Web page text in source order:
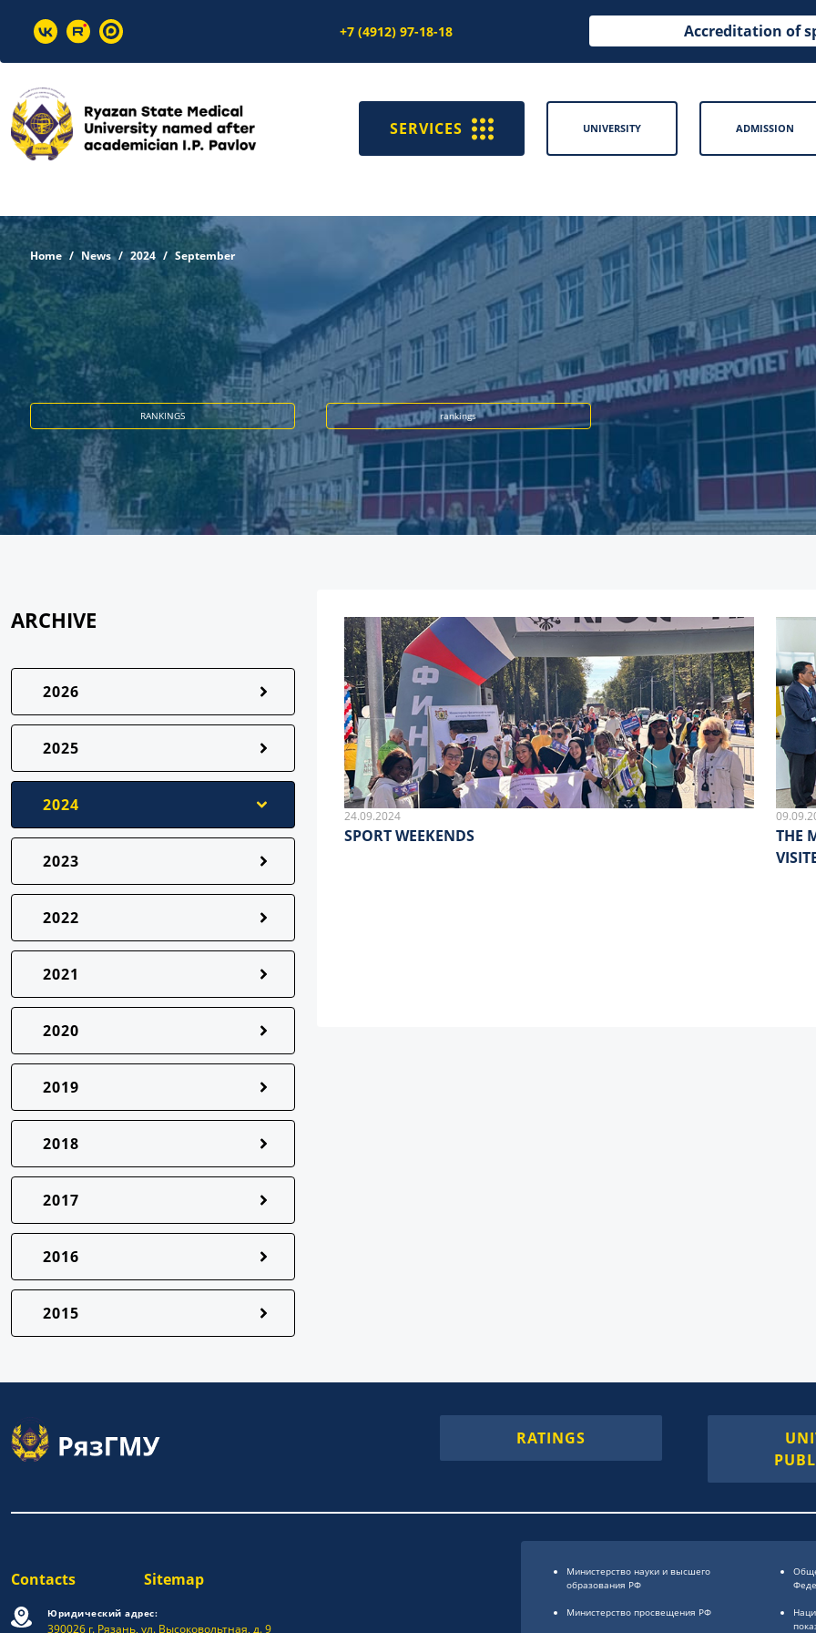
+7 (4912) 97-18-18 Accreditation of
SERVICES UNIVERSITY ADMISSION
Home News 2024 September
RANKINGS rankings
ARCHIVE
2026
2025
2024
2023
2022
2021
2020
2019
2018
2017
2016
2015
24.09.2024
SPORT WEEKENDS
THE
RATINGS
Contacts Sitemap
Юридический адрес:
390026 г. Рязань, ул. Высоковольтная, д. 9
Министерство науки и высшего
образования РФ
Министерство просвещения РФ